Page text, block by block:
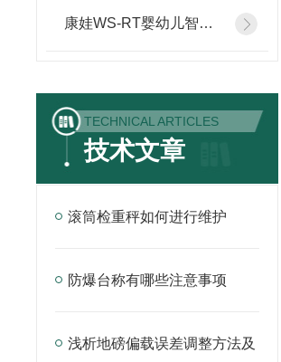
康娃WS-RT婴幼儿智能体检仪
TECHNICAL ARTICLES
技术文章
滚筒检重秤如何进行维护
防爆台称有哪些注意事项
浅析地磅偏载误差调整方法及